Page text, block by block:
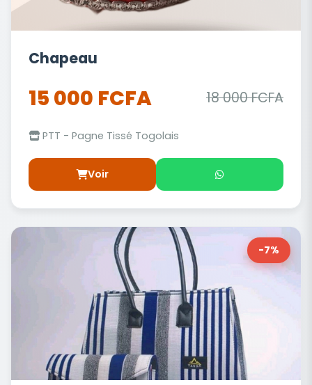
Chapeau
15 000 FCFA 18 000 FCFA
PTT - Pagne Tissé Togolais
Voir
-7%